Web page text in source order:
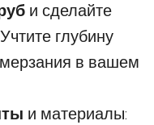
и сделайте
глубину
в вашем
и материалы: